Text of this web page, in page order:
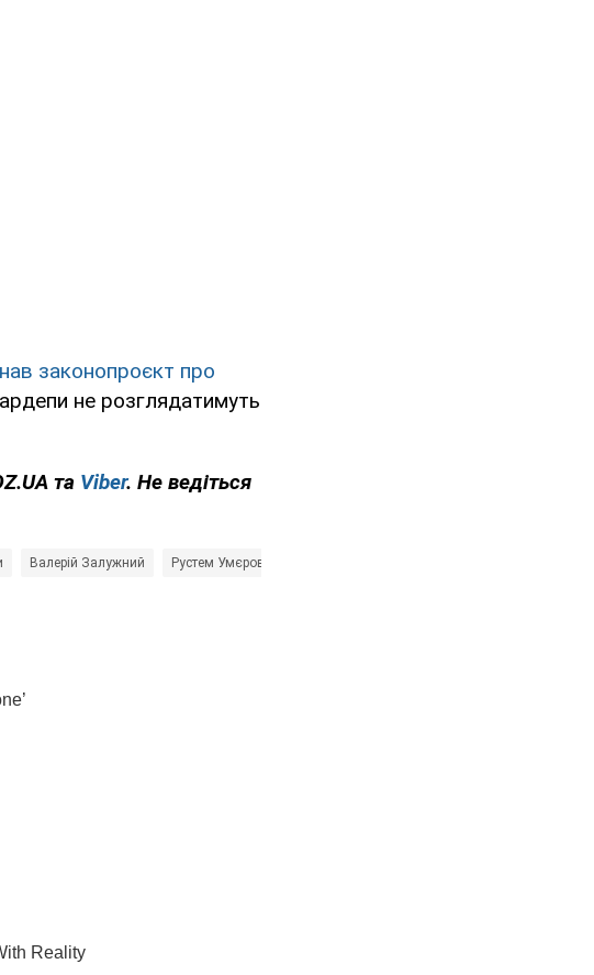
законопроєкт про
не розглядатимуть
та Viber. Не ведіться
Валерій Залужний Рустем Умєров